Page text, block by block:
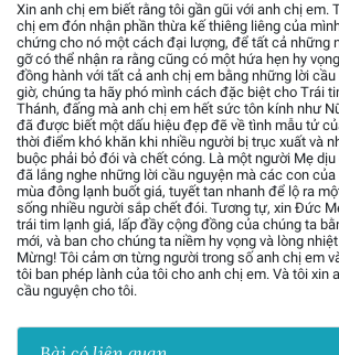
Xin anh chị em biết rằng tôi gần gũi với anh chị em.
chị em đón nhận phần thừa kế thiêng liêng của
chứng cho nó một cách đại lượng, để tất cả những
gỡ có thể nhận ra rằng cũng có một hứa hẹn hy
đồng hành với tất cả anh chị em bằng những lời
giờ, chúng ta hãy phó mình cách đặc biệt cho Trái
Thánh, đấng mà anh chị em hết sức tôn kính như
đã được biết một dấu hiệu đẹp đẽ về tình mẫu tử
thời điểm khó khăn khi nhiều người bị trục xuất và
buộc phải bỏ đói và chết cóng. Là một người Mẹ
đã lắng nghe những lời cầu nguyện mà các con
mùa đông lạnh buốt giá, tuyết tan nhanh để lộ ra
sống nhiều người sắp chết đói. Tương tự, xin Đức
trái tim lạnh giá, lấp đầy cộng đồng của chúng ta
mới, và ban cho chúng ta niềm hy vọng và lòng
Mừng! Tôi cảm ơn từng người trong số anh chị em
tôi ban phép lành của tôi cho anh chị em. Và tôi xin
cầu nguyện cho tôi.